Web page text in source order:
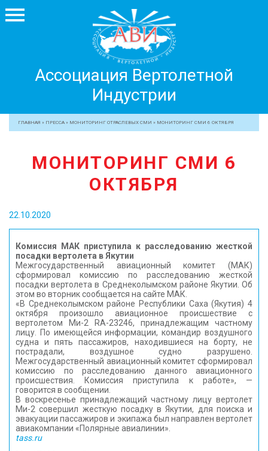
Ассоциация Вертолетной
Индустрии
Вертолетной
Индустрии
+7 499 755 99 29
ЧЛЕНЫ АВИ
МЕРОПРИЯТИЯ
ЖУРНАЛ
ПРЕССА
МЕДИА
КОНТАКТЫ
ГЛАВНАЯ » ПРЕССА » МОНИТОРИНГ ОТРАСЛЕВЫХ СМИ » МОНИТОРИНГ СМИ 6 ОКТЯБРЯ
МОНИТОРИНГ СМИ 6
ОКТЯБРЯ
22.10.2020
Комиссия МАК приступила к расследованию жесткой
посадки вертолета в Якутии
Межгосударственный авиационный комитет (МАК)
сформировал комиссию по расследованию жесткой
посадки вертолета в Среднеколымском районе Якутии. Об
этом во вторник сообщается на сайте МАК.
«В Среднеколымском районе Республики Саха (Якутия) 4
октября произошло авиационное происшествие с
вертолетом Ми-2 RA-23246, принадлежащим частному
лицу. По имеющейся информации, командир воздушного
судна и пять пассажиров, находившиеся на борту, не
пострадали, воздушное судно разрушено.
Межгосударственный авиационный комитет сформировал
комиссию по расследованию данного авиационного
происшествия. Комиссия приступила к работе», —
говорится в сообщении.
В воскресенье принадлежащий частному лицу вертолет
Ми-2 совершил жесткую посадку в Якутии, для поиска и
эвакуации пассажиров и экипажа был направлен вертолет
авиакомпании «Полярные авиалинии».
tass.ru